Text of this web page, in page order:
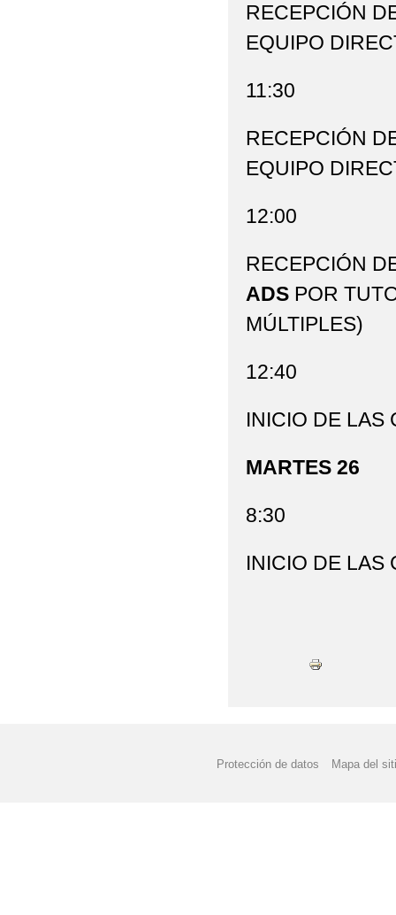
RECEPCIÓN
EQUIPO
11:30
RECEPCIÓN
EQUIPO
12:00
RECEPCIÓN
ADSPOR
MÚLTIPLES)
12:40
INICIO DE LAS
MARTES 26
8:30
INICIO DE LAS
Protección de datos Mapa del